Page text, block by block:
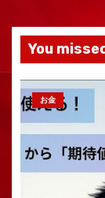
You
お金